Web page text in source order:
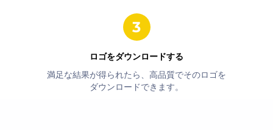
ロゴをダウンロードする
満足な結果が得られたら、高品質でそのロゴを
ダウンロードできます。